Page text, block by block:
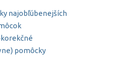
najobľúbenejších
pomôcky